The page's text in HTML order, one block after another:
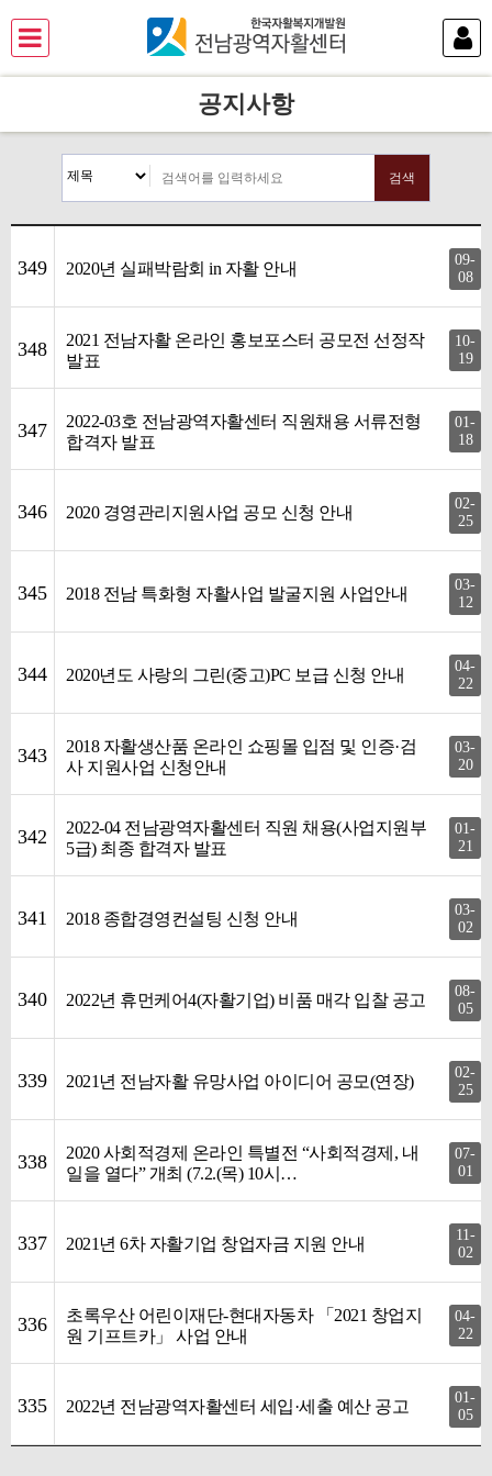
공지사항
검색
349 2020년 실패박람회 in 자활 안내
09-
08
348
2021 전남자활 온라인 홍보포스터 공모전 선정작
발표
10-
19
347
2022-03호 전남광역자활센터 직원채용 서류전형
합격자 발표
01-
18
346 2020 경영관리지원사업 공모 신청 안내
02-
25
345 2018 전남 특화형 자활사업 발굴지원 사업안내
03-
12
344 2020년도 사랑의 그린(중고)PC 보급 신청 안내
04-
22
343
2018 자활생산품 온라인 쇼핑몰 입점 및 인증·검
사 지원사업 신청안내
03-
20
342
2022-04 전남광역자활센터 직원 채용(사업지원부
5급) 최종 합격자 발표
01-
21
341 2018 종합경영컨설팅 신청 안내
03-
02
340 2022년 휴먼케어4(자활기업) 비품 매각 입찰 공고
08-
05
339 2021년 전남자활 유망사업 아이디어 공모(연장)
02-
25
338
2020 사회적경제 온라인 특별전 “사회적경제, 내
일을 열다” 개최 (7.2.(목) 10시…
07-
01
337 2021년 6차 자활기업 창업자금 지원 안내
11-
02
336
초록우산 어린이재단-현대자동차 「2021 창업지
원 기프트카」 사업 안내
04-
22
335 2022년 전남광역자활센터 세입·세출 예산 공고
01-
05